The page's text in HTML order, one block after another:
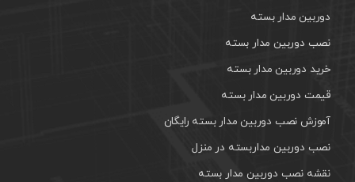
دوربین مدار بسته
نصب دوربین مدار بسته
خرید دوربین مدار بسته
قیمت دوربین مدار بسته
آموزش نصب دوربین مدار بسته رایگان
نصب دوربین مداربسته در منزل
نقشه نصب دوربین مدار بسته